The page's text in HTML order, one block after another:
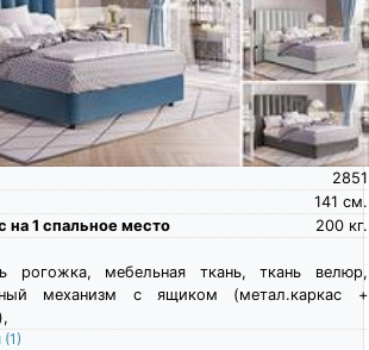
2851
см.
141
1 спальное место
кг.
200
рогожка, мебельная ткань, ткань велюр,
механизм с ящиком (метал.каркас +
(1)